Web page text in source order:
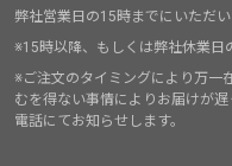
弊社営業日の15時までにいただ
※15時以降、もしくは弊社休業日
※ご注文のタイミングにより万一
むを得ない事情によりお届けが
電話にてお知らせします。